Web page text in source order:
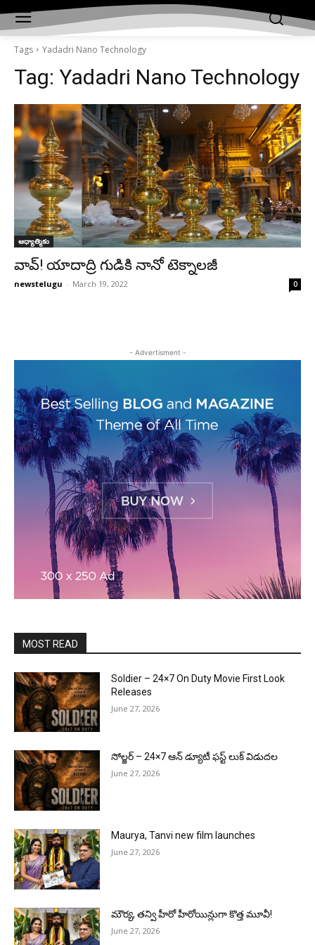
Tags Yadadri Nano Technology
Tag: Yadadri Nano Technology
ఆధ్యాత్మికం
వావ్‌! యాదాద్రి గుడికి నానో టెక్నాలజీ
newstelugu - March 19, 2022 0
- Advertisment -
MOST READ
Soldier – 24×7 On Duty Movie First Look
Releases
June 27, 2026
సోల్జర్ – 24×7 ఆన్ డ్యూటీ ఫస్ట్ లుక్ విడుదల
June 27, 2026
Maurya, Tanvi new film launches
June 27, 2026
మౌర్య‌, త‌న్వి హీరో హీరోయిన్లుగా కొత్త మూవీ!
June 27, 2026